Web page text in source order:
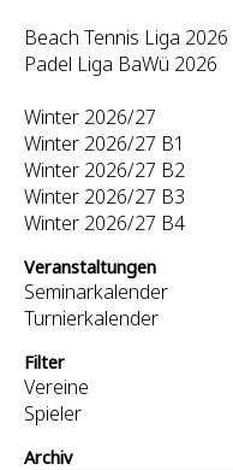
Beach Tennis Liga 2026
Padel Liga BaWü 2026
Winter 2026/27
Winter 2026/27 B1
Winter 2026/27 B2
Winter 2026/27 B3
Winter 2026/27 B4
Veranstaltungen
Seminarkalender
Turnierkalender
Filter
Vereine
Spieler
Archiv